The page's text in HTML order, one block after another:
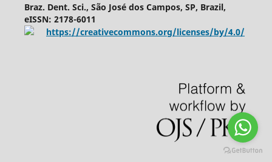
Braz. Dent. Sci., São José dos Campos, SP, Brazil,
eISSN: 2178-6011
https://creativecommons.org/licenses/by/4.0/